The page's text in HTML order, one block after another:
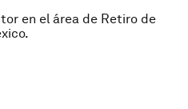
en el área de Retiro de